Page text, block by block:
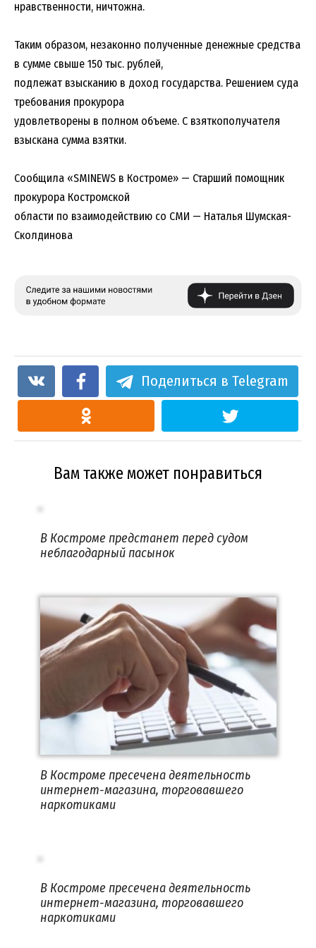
нравственности, ничтожна.
Таким образом, незаконно полученные денежные средства
в сумме свыше 150 тыс. рублей,
подлежат взысканию в доход государства. Решением суда
требования прокурора
удовлетворены в полном объеме. С взяткополучателя
взыскана сумма взятки.
Сообщила «SMINEWS в Костроме» — Старший помощник
прокурора Костромской
области по взаимодействию со СМИ — Наталья Шумская-
Сколдинова
Поделиться в Telegram
Вам также может понравиться
В Костроме предстанет перед судом
неблагодарный пасынок
В Костроме пресечена деятельность
интернет-магазина, торговавшего
наркотиками
В Костроме пресечена деятельность
интернет-магазина, торговавшего
наркотиками